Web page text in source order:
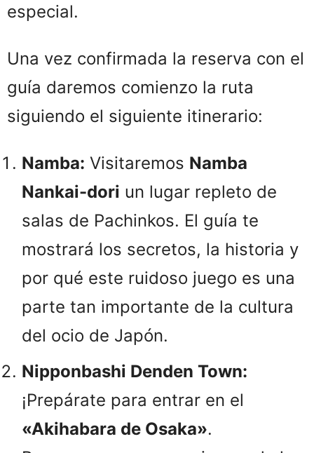
especial.
Una vez confirmada la reserva con el
guía daremos comienzo la ruta
siguiendo el siguiente itinerario:
Namba: Visitaremos Namba
Nankai-dori un lugar repleto de
salas de Pachinkos. El guía te
mostrará los secretos, la historia y
por qué este ruidoso juego es una
parte tan importante de la cultura
del ocio de Japón.
Nipponbashi Denden Town:
¡Prepárate para entrar en el
«Akihabara de Osaka».